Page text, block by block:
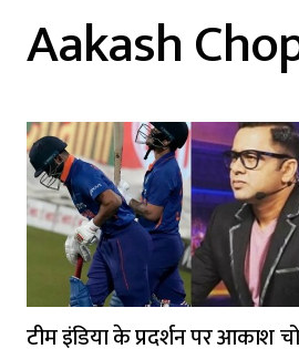
Aakash
टीम इंडिया के प्रदर्शन पर आकाश